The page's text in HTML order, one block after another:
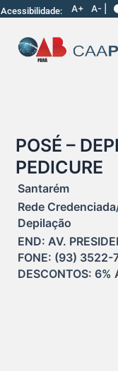
Acessibilidade: A+ A- |
POSÉ –
PEDICURE
Santarém
Rede
Depilação
END: AV.
FONE: (93) 3522-
DESCONTOS: 6%